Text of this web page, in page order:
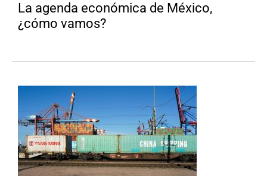
La agenda económica de México,
¿cómo vamos?